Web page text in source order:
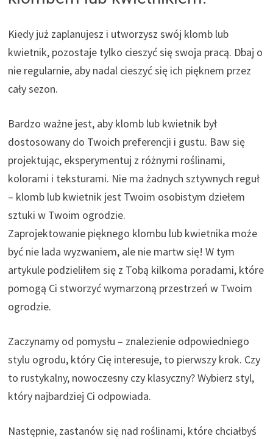
Kiedy już zaplanujesz i utworzysz swój klomb lub
kwietnik, pozostaje tylko cieszyć się swoja pracą. Dbaj o
nie regularnie, aby nadal cieszyć się ich pięknem przez
cały sezon.
Bardzo ważne jest, aby klomb lub kwietnik był
dostosowany do Twoich preferencji i gustu. Baw się
projektując, eksperymentuj z różnymi roślinami,
kolorami i teksturami. Nie ma żadnych sztywnych reguł
– klomb lub kwietnik jest Twoim osobistym dziełem
sztuki w Twoim ogrodzie.
Zaprojektowanie pięknego klombu lub kwietnika może
być nie lada wyzwaniem, ale nie martw się! W tym
artykule podzieliłem się z Tobą kilkoma poradami, które
pomogą Ci stworzyć wymarzoną przestrzeń w Twoim
ogrodzie.
Zaczynamy od pomysłu – znalezienie odpowiedniego
stylu ogrodu, który Cię interesuje, to pierwszy krok. Czy
to rustykalny, nowoczesny czy klasyczny? Wybierz styl,
który najbardziej Ci odpowiada.
Następnie, zastanów się nad roślinami, które chciałbyś